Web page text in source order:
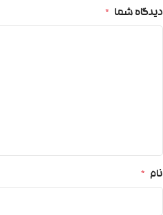
دیدگاه شما *
نام *